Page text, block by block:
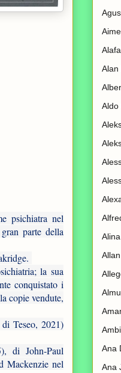
psichiatra nel
parte della
la sua
conquistato i
copie vendute,
Teseo, 2021)
di John-Paul
Mackenzie nel
Alan
Aldo
Ana
Ana